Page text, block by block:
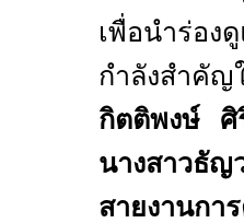
เพื่อนำร่อง
กำลังสำคั
กิตติพงษ์ ศิ
นางสาวธั
สายงานกา